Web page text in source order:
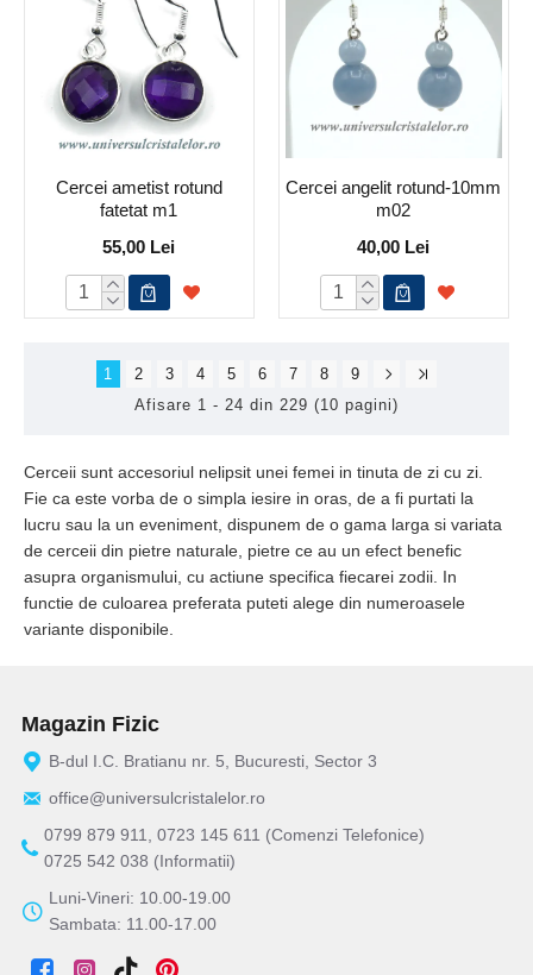
Cerceii sunt accesoriul nelipsit unei femei in tinuta de zi cu zi.
Fie ca este vorba de o simpla iesire in oras, de a fi purtati la
lucru sau la un eveniment, dispunem de o gama larga si variata
de cerceii din pietre naturale, pietre ce au un efect benefic
asupra organismului, cu actiune specifica fiecarei zodii. In
functie de culoarea preferata puteti alege din numeroasele
variante disponibile.
Cercei ametist rotund
fatetat m1
55,00 Lei
Cercei angelit rotund-10mm
m02
40,00 Lei
1 2 3 4 5 6 7 8
9
Afisare 1 - 24 din 229 (10 pagini)
Magazin Fizic
B-dul I.C. Bratianu nr. 5, Bucuresti, Sector 3
office@universulcristalelor.ro
0799 879 911, 0723 145 611 (Comenzi Telefonice)
0725 542 038 (Informatii)
Luni-Vineri: 10.00-19.00
Sambata: 11.00-17.00